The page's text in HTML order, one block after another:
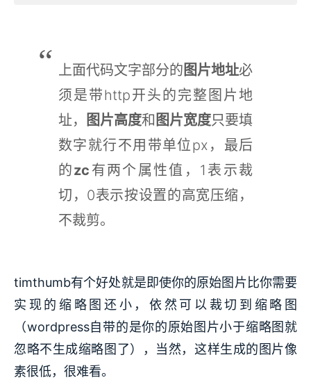
上面代码文字部分的 图片地址必
须是带http开头的完整图片地
址，
图片高度和 图片宽度只要填
数字就行不用带单位px，最后
的zc 有两个属性值，1表示裁
切，0表示按设置的高宽压缩，
不裁剪。
timthumb有个好处就是即使你的原始图片比你需要
实现的缩略图还小，依然可以裁切到缩略图
（wordpress自带的是你的原始图片小于缩略图就
忽略不生成缩略图了），当然，这样生成的图片像
素很低，很难看。